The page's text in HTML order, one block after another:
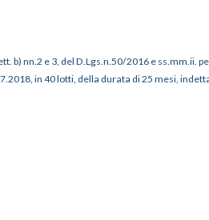
b) nn.2 e 3, del D.Lgs.n.50/2016 e ss.mm.ii.
in 40 lotti, della durata di 25 mesi,